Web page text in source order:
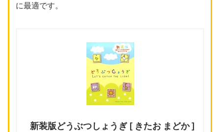
に最適です。
新装版どうぶつしょうぎ [ きたお まどか ]